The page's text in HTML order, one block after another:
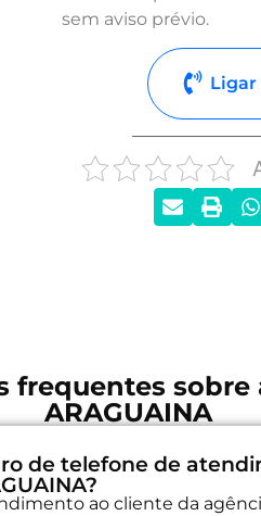
sem aviso prévio.
Ligar
frequentes sobre
ARAGUAINA
de telefone de
ao cliente da